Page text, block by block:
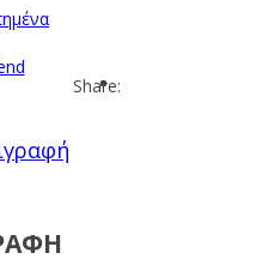
Share: